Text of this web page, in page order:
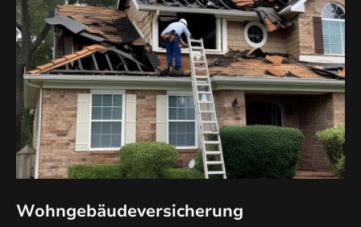
Wohngebäudeversicherung